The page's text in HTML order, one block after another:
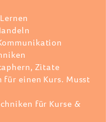
Zitate
für einen Kurs. Musst
für Kurse &